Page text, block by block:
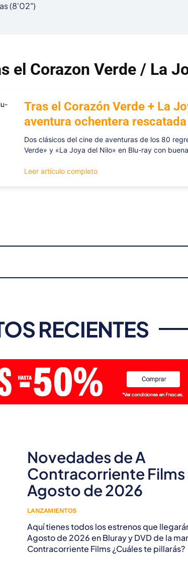
(8'02")
el Corazon Verde / La
Tras el Corazón Verde + La
aventura ochentera rescatada
Dos clásicos del cine de aventuras de los 80
Verde» y «La Joya del Nilo» en Blu-ray con
Leer artículo completo
RECIENTES
Novedades de A
Contracorriente Films
Agosto de 2026
LANZAMIENTOS
Aquí tienes todos los estrenos que
Agosto de 2026 en Bluray y DVD de la
Contracorriente Films ¿Cuáles te pillarás?